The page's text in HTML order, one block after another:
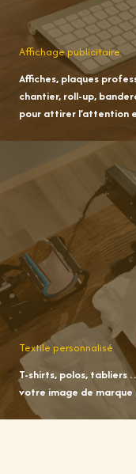
Affichage publicitaire
Affiches, plaques
chantier, roll-up,
pour attirer l’attention
Textile personnalisé
T-shirts, polos,
votre image de marque